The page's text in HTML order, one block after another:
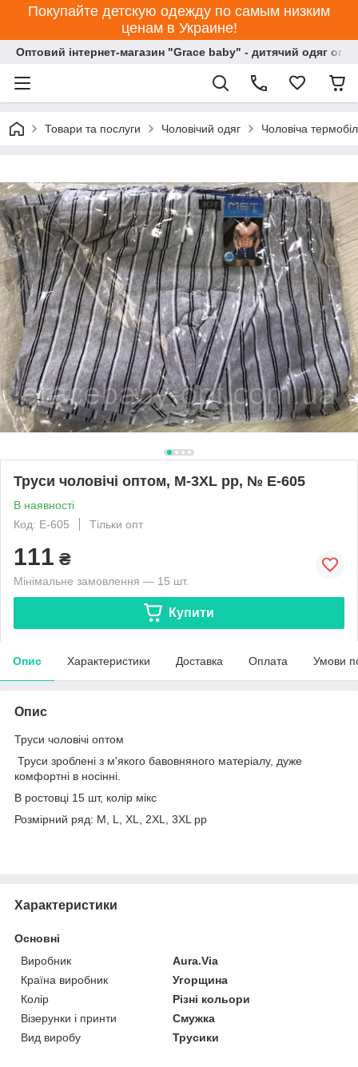
Покупайте детскую одежду по самым низким
ценам в Украине!
Оптовий інтернет-магазин "Grace baby" - дитячий одяг
Товари та послуги Чоловічий одяг Чоловіча
Труси чоловічі оптом, M-3XL pp, № Е-605
В наявності
Код: Е-605
Тільки опт
111 ₴
Мінімальне замовлення — 15 шт.
Купити
Опис Характеристики Доставка Оплата Умови
Опис
Труси чоловічі оптом
Труси зроблені з м'якого бавовняного матеріалу, дуже
комфортні в носінні.
В ростовці 15 шт, колір мікс
Розмірний ряд: M, L, XL, 2XL, 3XL pp
Характеристики
Основні
Виробник
Aura.Via
Країна виробник
Угорщина
Колір
Різні кольори
Візерунки і принти
Смужка
Вид виробу
Трусики